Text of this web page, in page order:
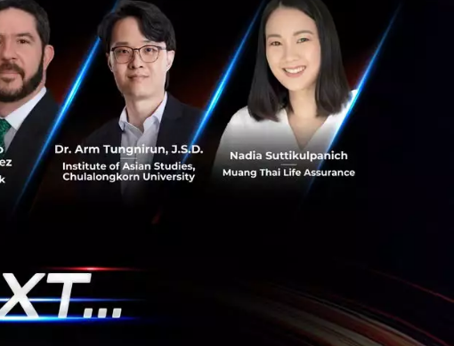
ระสบความสำเร็จมากพอ
ที่ L Catterton เข้า
เต็มรูปแบบ ทั้งโรงแรม
สาขาใหม่อีก 25 แห่งใน